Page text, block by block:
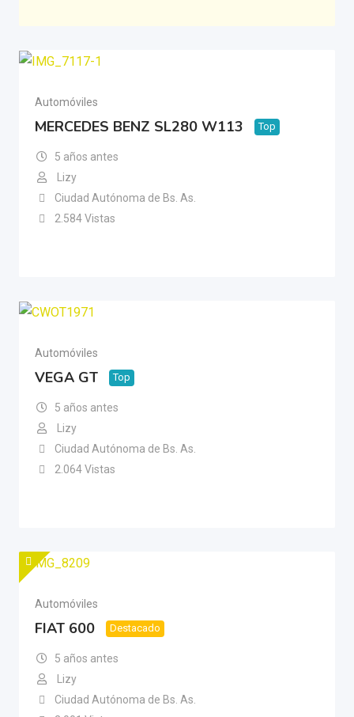
Automóviles
MERCEDES BENZ SL280 W113 Top
5 años antes
Lizy
Ciudad Autónoma de Bs. As.
2.584 Vistas
Automóviles
VEGA GT Top
5 años antes
Lizy
Ciudad Autónoma de Bs. As.
2.064 Vistas
Automóviles
FIAT 600 Destacado
5 años antes
Lizy
Ciudad Autónoma de Bs. As.